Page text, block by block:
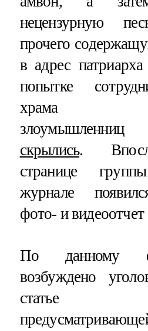
нецензурную
прочего
в адрес
попытке
храма
скрылись.
странице
журнале
фото- и видеоотчет
По данному
возбуждено
статье